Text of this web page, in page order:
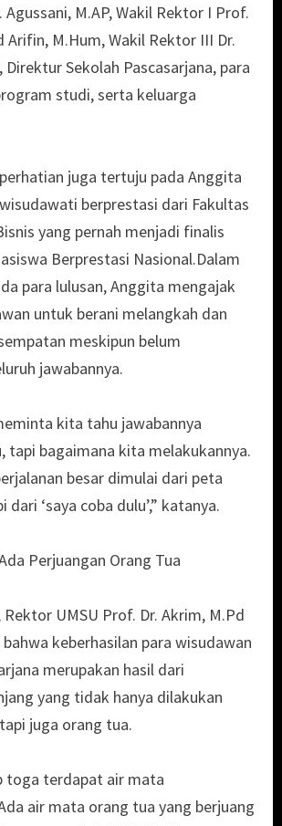
Agussani, M.AP, Wakil Rektor I Prof.
Arifin, M.Hum, Wakil Rektor III Dr.
Direktur Sekolah Pascasarjana, para
studi, serta keluarga
juga tertuju pada Anggita
berprestasi dari Fakultas
yang pernah menjadi finalis
Berprestasi Nasional.Dalam
para lulusan, Anggita mengajak
untuk berani melangkah dan
meskipun belum
jawabannya.
kita tahu jawabannya
tapi bagaimana kita melakukannya.
besar dimulai dari peta
dari ‘saya coba dulu’,” katanya.
Perjuangan Orang Tua
UMSU Prof. Dr. Akrim, M.Pd
keberhasilan para wisudawan
merupakan hasil dari
yang tidak hanya dilakukan
juga orang tua.
toga terdapat air mata
air mata orang tua yang berjuang